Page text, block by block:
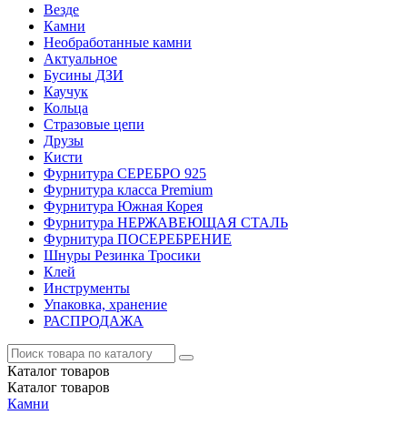
Везде
Камни
Необработанные камни
Актуальное
Бусины ДЗИ
Каучук
Кольца
Стразовые цепи
Друзы
Кисти
Фурнитура СЕРЕБРО 925
Фурнитура класса Premium
Фурнитура Южная Корея
Фурнитура НЕРЖАВЕЮЩАЯ СТАЛЬ
Фурнитура ПОСЕРЕБРЕНИЕ
Шнуры Резинка Тросики
Клей
Инструменты
Упаковка, хранение
РАСПРОДАЖА
Каталог товаров
Каталог товаров
Камни